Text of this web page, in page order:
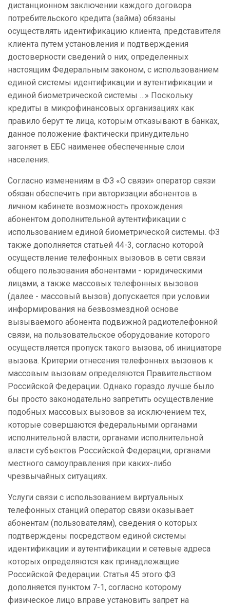
дистанционном заключении каждого договора
потребительского кредита (займа) обязаны
осуществлять идентификацию клиента, представителя
клиента путем установления и подтверждения
достоверности сведений о них, определенных
настоящим Федеральным законом, с использованием
единой системы идентификации и аутентификации и
единой биометрической системы …» Поскольку
кредиты в микрофинансовых организациях как
правило берут те лица, которым отказывают в банках,
данное положение фактически принудительно
загоняет в ЕБС наименее обеспеченные слои
населения.
Согласно изменениям в ФЗ «О связи» оператор связи
обязан обеспечить при авторизации абонентов в
личном кабинете возможность прохождения
абонентом дополнительной аутентификации с
использованием единой биометрической системы. ФЗ
также дополняется статьей 44-3, согласно которой
осуществление телефонных вызовов в сети связи
общего пользования абонентами - юридическими
лицами, а также массовых телефонных вызовов
(далее - массовый вызов) допускается при условии
информирования на безвозмездной основе
вызываемого абонента подвижной радиотелефонной
связи, на пользовательское оборудование которого
осуществляется пропуск такого вызова, об инициаторе
вызова. Критерии отнесения телефонных вызовов к
массовым вызовам определяются Правительством
Российской Федерации. Однако гораздо лучше было
бы просто законодательно запретить осуществление
подобных массовых вызовов за исключением тех,
которые совершаются федеральными органами
исполнительной власти, органами исполнительной
власти субъектов Российской Федерации, органами
местного самоуправления при каких-либо
чрезвычайных ситуациях.
Услуги связи с использованием виртуальных
телефонных станций оператор связи оказывает
абонентам (пользователям), сведения о которых
подтверждены посредством единой системы
идентификации и аутентификации и сетевые адреса
которых определяются как принадлежащие
Российской Федерации. Статья 45 этого ФЗ
дополняется пунктом 7-1, согласно которому
физическое лицо вправе установить запрет на